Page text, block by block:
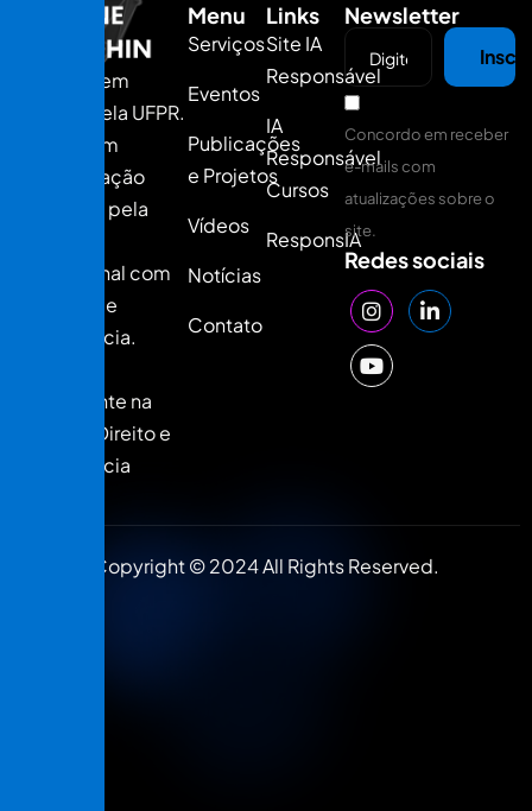
Doutora em
Direito pela UFPR.
Mestre em
Computação
Aplicada pela
Profissional com
15 anos de
experiência.
palestrante na
área de Direito e
Inteligência
Menu
Serviços
Eventos
Publicações
e Projetos
Vídeos
Notícias
Contato
Links
Site IA
Responsável
IA
Responsável
Cursos
ResponsIA
Newsletter
Concordo em receber
e-mails com
atualizações sobre o
site.
Redes sociais
Copyright © 2024 All Rights Reserved.